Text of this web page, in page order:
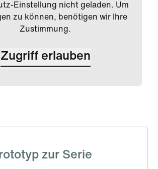
Einstellung nicht geladen. Um
zu können, benötigen wir Ihre
Zustimmung.
Zugriff erlauben
zur Serie